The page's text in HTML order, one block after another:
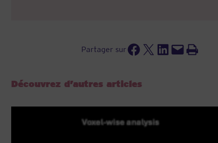
Partager surPartager sur Facebook
Partager sur X Partager sur LinkedIn
Envoyer cette page par e-mailImprimer cette page
Découvrez d’autres articles